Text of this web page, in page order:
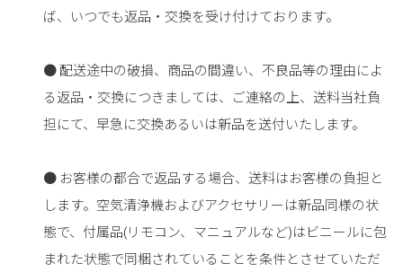
ば、いつでも返品・交換を受け付けております。
● 配送途中の破損、商品の間違い、不良品等の理由によ
る返品・交換につきましては、ご連絡の上、送料当社負
担にて、早急に交換あるいは新品を送付いたします。
● お客様の都合で返品する場合、送料はお客様の負担と
します。空気清浄機およびアクセサリーは新品同様の状
態で、付属品(リモコン、マニュアルなど)はビニールに包
まれた状態で同梱されていることを条件とさせていただ